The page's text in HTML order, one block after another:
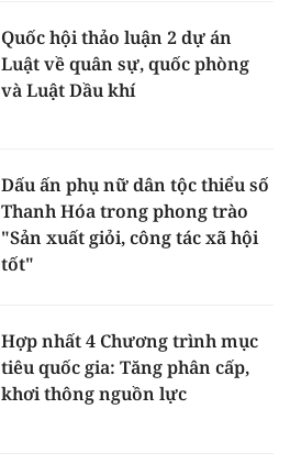
Quốc hội thảo luận 2 dự án
Luật về quân sự, quốc phòng
và Luật Dầu khí
Dấu ấn phụ nữ dân tộc thiểu số
Thanh Hóa trong phong trào
"Sản xuất giỏi, công tác xã hội
tốt"
Hợp nhất 4 Chương trình mục
tiêu quốc gia: Tăng phân cấp,
khơi thông nguồn lực